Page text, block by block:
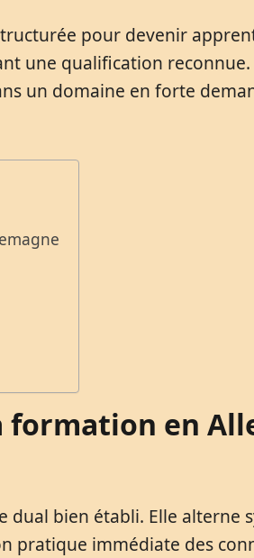
pour devenir
une qualification
un domaine en forte
en
bien établi. Elle
pratique immédiate des